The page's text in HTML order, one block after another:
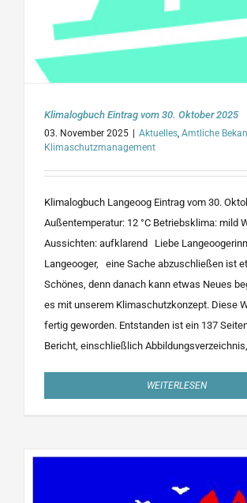
Klimalogbuch Eintrag vom 30. Oktober 2025
03. November 2025 | Aktuelles Amtliche
Klimaschutzmanagement
Klimalogbuch Langeoog Eintrag vom 30.
Außentemperatur: 12 °C Betriebsklima: mild
Aussichten: aufklarend Liebe
Langeooger, eine Sache abzuschließen ist
Schönes, denn danach kann etwas Neues
es mit unserem Klimaschutzkonzept. Diese
fertig geworden. Entstanden ist ein 137
Bericht, einschließlich Abbildungsverzeichnis,
WEITERLESEN